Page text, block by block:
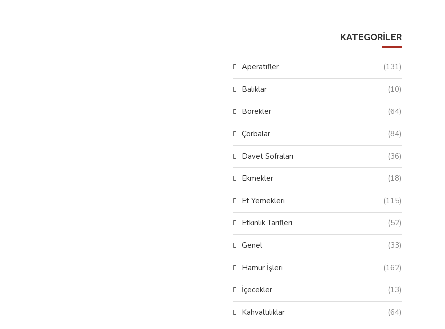
KATEGORILER
Aperatifler (131)
Balıklar (10)
Börekler (64)
Çorbalar (84)
Davet Sofraları (36)
Ekmekler (18)
Et Yemekleri (115)
Etkinlik Tarifleri (52)
Genel (33)
Hamur İşleri (162)
İçecekler (13)
Kahvaltılıklar (64)